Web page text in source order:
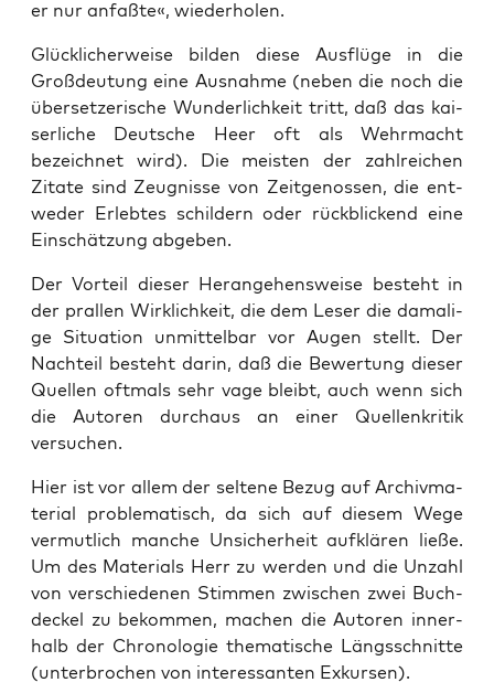
er nur anfaß­te«, wiederholen.
Glück­li­cher­wei­se bil­den die­se Aus­flü­ge in die
Groß­deu­tung eine Aus­nah­me (neben die noch die
über­set­ze­ri­sche Wun­der­lich­keit tritt, daß das kai­
ser­li­che Deut­sche Heer oft als Wehr­macht
bezeich­net wird). Die meis­ten der zahl­rei­chen
Zita­te sind Zeug­nis­se von Zeit­ge­nos­sen, die ent­
we­der Erleb­tes schil­dern oder rück­bli­ckend eine
Ein­schät­zung abgeben.
Der Vor­teil die­ser Her­an­ge­hens­wei­se besteht in
der pral­len Wirk­lich­keit, die dem Leser die dama­li­
ge Situa­ti­on unmit­tel­bar vor Augen stellt. Der
Nach­teil besteht dar­in, daß die Bewer­tung die­ser
Quel­len oft­mals sehr vage bleibt, auch wenn sich
die Autoren durch­aus an einer Quel­len­kri­tik
versuchen.
Hier ist vor allem der sel­te­ne Bezug auf Archiv­ma­
te­ri­al pro­ble­ma­tisch, da sich auf die­sem Wege
ver­mut­lich man­che Unsi­cher­heit auf­klä­ren lie­ße.
Um des Mate­ri­als Herr zu wer­den und die Unzahl
von ver­schie­de­nen Stim­men zwi­schen zwei Buch­
de­ckel zu bekom­men, machen die Autoren inner­
halb der Chro­no­lo­gie the­ma­ti­sche Längs­schnit­te
(unter­bro­chen von inter­es­san­ten Exkursen).